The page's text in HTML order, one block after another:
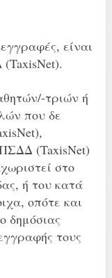
είναι
τριών ή
που δε
(TaxisNet)
στο
ή του κατά
οπότε και
δημόσιας
τους